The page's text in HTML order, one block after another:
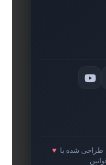
طراحی شده با ♥